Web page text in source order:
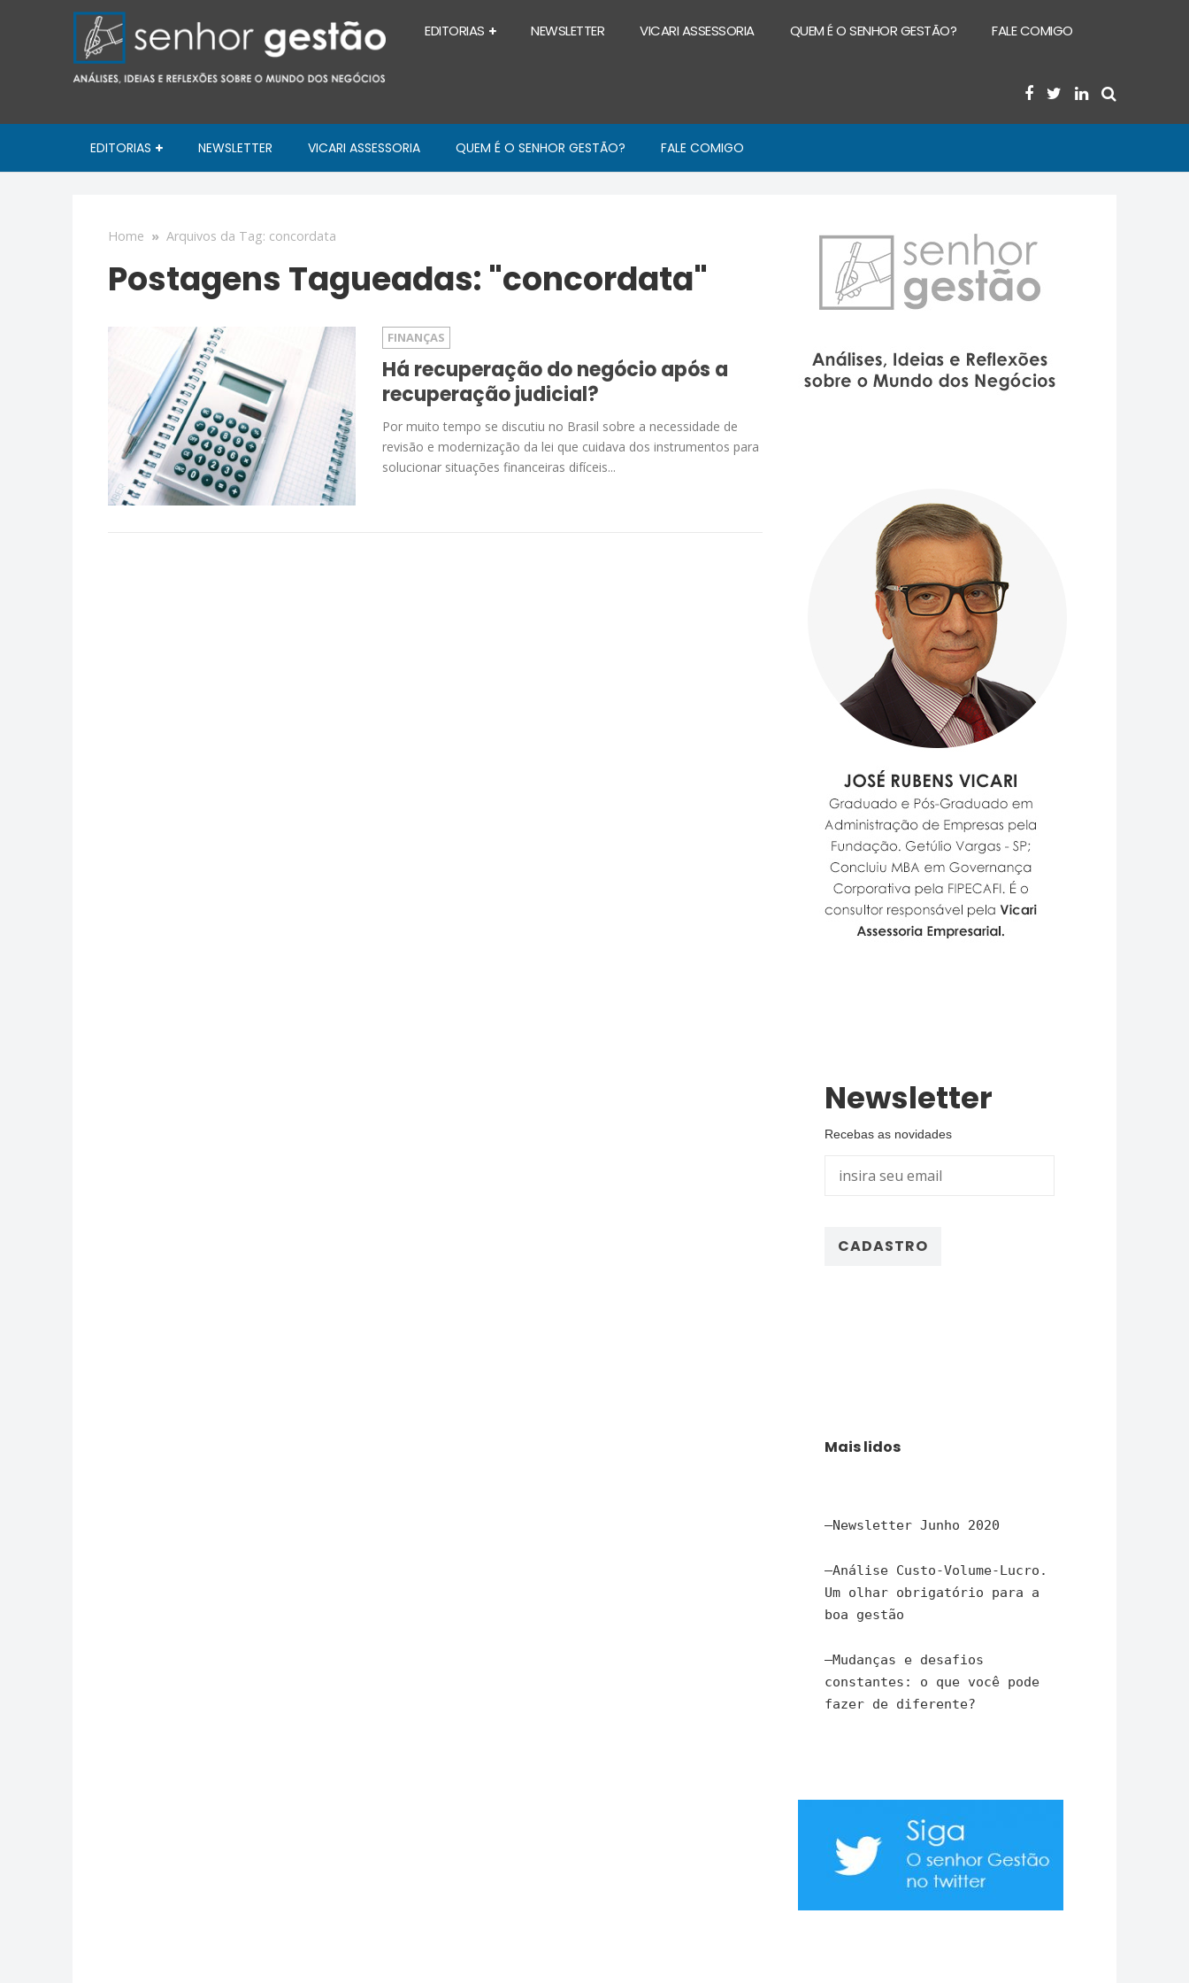
EDITORIAS NEWSLETTER VICARI ASSESSORIA QUEM É O SENHOR GESTÃO? FALE COMIGO
EDITORIAS NEWSLETTER VICARI ASSESSORIA QUEM É O SENHOR GESTÃO? FALE COMIGO
Home » Arquivos da Tag: concordata
Postagens Tagueadas: "concordata"
FINANÇAS
Há recuperação do negócio após a
recuperação judicial?
Por muito tempo se discutiu no Brasil sobre a necessidade de
revisão e modernização da lei que cuidava dos instrumentos para
solucionar situações financeiras difíceis...
Newsletter
Recebas as novidades
Mais lidos
–Newsletter Junho 2020
–Análise Custo-Volume-Lucro.
Um olhar obrigatório para a
boa gestão
–Mudanças e desafios
constantes: o que você pode
fazer de diferente?